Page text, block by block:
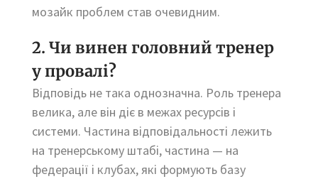
мозайк проблем став очевидним.
2. Чи винен головний тренер
у провалі?
Відповідь не така однозначна. Роль тренера
велика, але він діє в межах ресурсів і
системи. Частина відповідальності лежить
на тренерському штабі, частина — на
федерації і клубах, які формують базу